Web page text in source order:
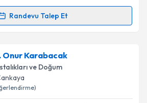
Randevu Talep Et
Talebi
için randevu takvimi talebi
uzmandan randevu almanız için bir
e-posta ile bilgilendireceğiz.
Onur Karabacak
ve Doğum